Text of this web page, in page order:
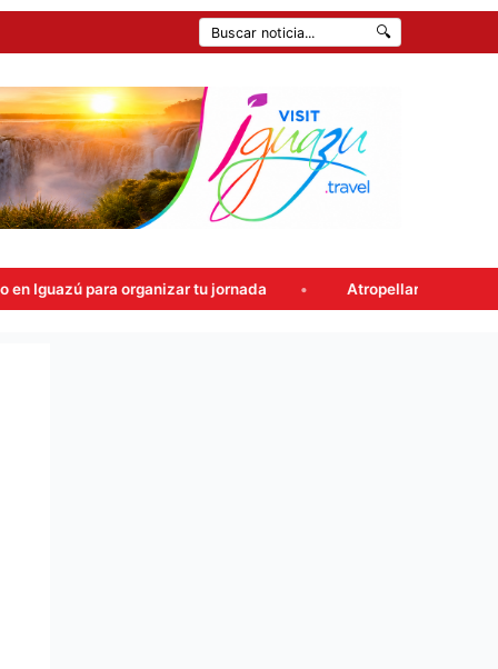
🔍
Atropellaron un control en la Ruta 12 y cayeron con